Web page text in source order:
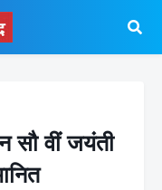
सौ वीं जयंती